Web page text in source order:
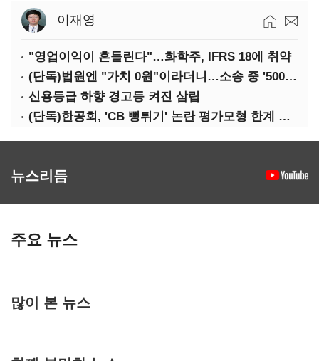
이재영
"영업이익이 흔들린다"…화학주, IFRS 18에 취약
(단독)법원엔 "가치 0원"이라더니…소송 중 '500원 유증' 강행한 라인게임즈
신용등급 하향 경고등 켜진 삼립
(단독)한공회, 'CB 뻥튀기' 논란 평가모형 한계 인정…당국 방관 속 장부 왜곡 수두룩
뉴스리듬
주요 뉴스
많이 본 뉴스